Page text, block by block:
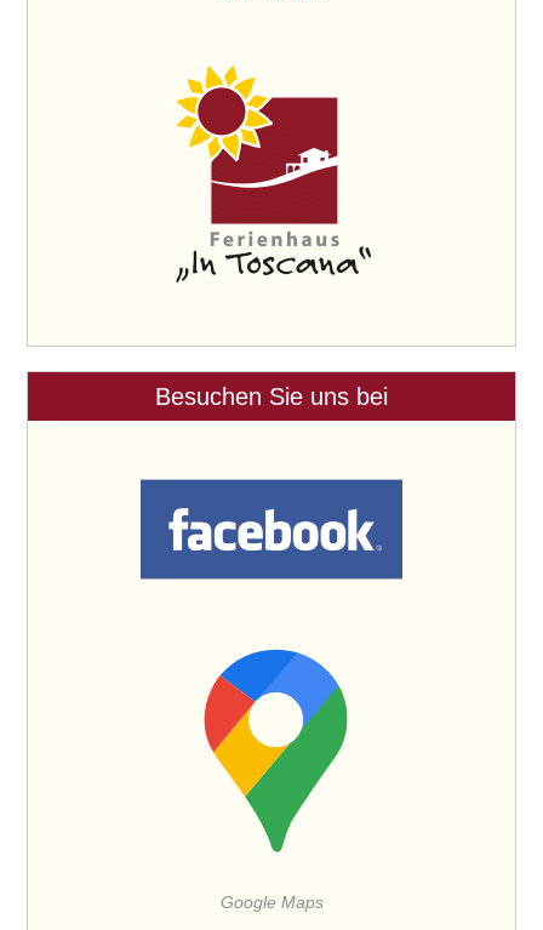
Besuchen Sie uns bei
Google Maps